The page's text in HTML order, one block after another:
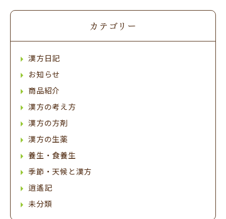
カテゴリー
漢方日記
お知らせ
商品紹介
漢方の考え方
漢方の方剤
漢方の生薬
養生・食養生
季節・天候と漢方
逍遙記
未分類